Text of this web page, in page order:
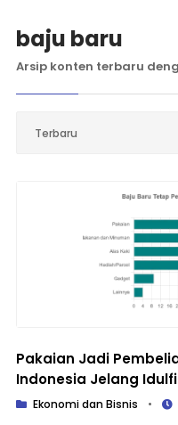
baju baru
Arsip konten terbaru
Terbaru
Pakaian Jadi
Indonesia Jelang
Ekonomi dan Bisnis •